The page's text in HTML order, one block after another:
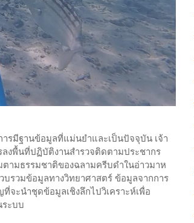
รมีฐานข้อมูลที่แม่นยำและเป็นปัจจุบัน เจ้า
งพื้นที่ปฏิบัติงานสำรวจติดตามประชากร
ามธรรมชาติของฉลามครีบดำในอ่าวมาห
วบรวมข้อมูลทางวิทยาศาสตร์ ข้อมูลจากการ
จะนำชุดข้อมูลเชิงลึกไปวิเคราะห์เพื่อ
ะบบ